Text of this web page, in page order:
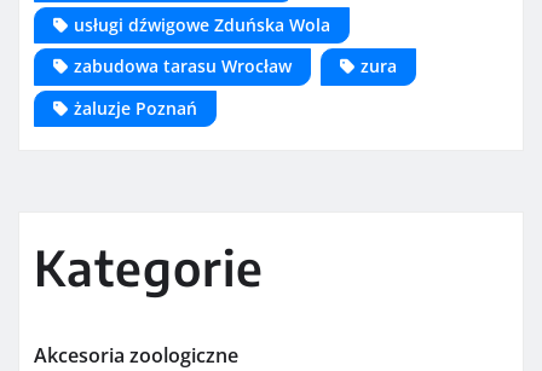
usługi dźwigowe Zduńska Wola
zabudowa tarasu Wrocław
zura
żaluzje Poznań
Kategorie
Akcesoria zoologiczne